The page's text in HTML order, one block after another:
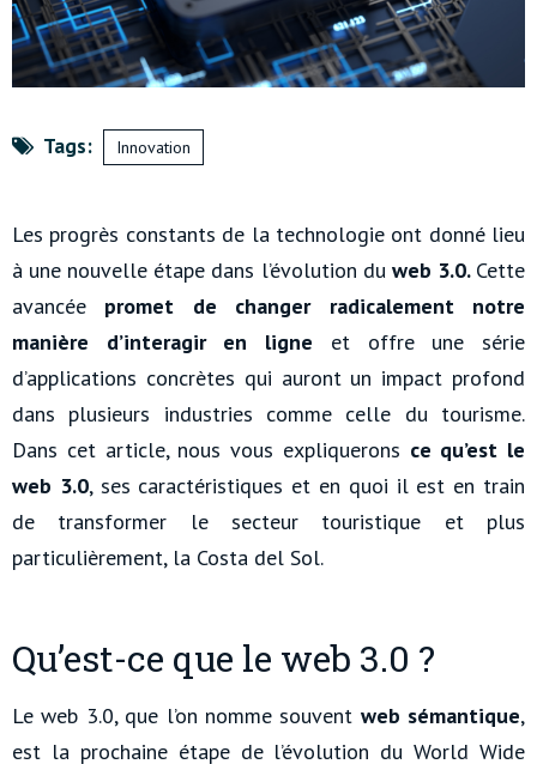
Tags: Innovation
Les progrès constants de la technologie ont donné lieu
à une nouvelle étape dans l’évolution du web 3.0. Cette
avancée promet de changer radicalement notre
manière d’interagir en ligne et offre une série
d’applications concrètes qui auront un impact profond
dans plusieurs industries comme celle du tourisme.
Dans cet article, nous vous expliquerons ce qu’est le
web 3.0, ses caractéristiques et en quoi il est en train
de transformer le secteur touristique et plus
particulièrement, la Costa del Sol.
Qu’est-ce que le web 3.0 ?
Le web 3.0, que l’on nomme souvent web sémantique,
est la prochaine étape de l’évolution du World Wide